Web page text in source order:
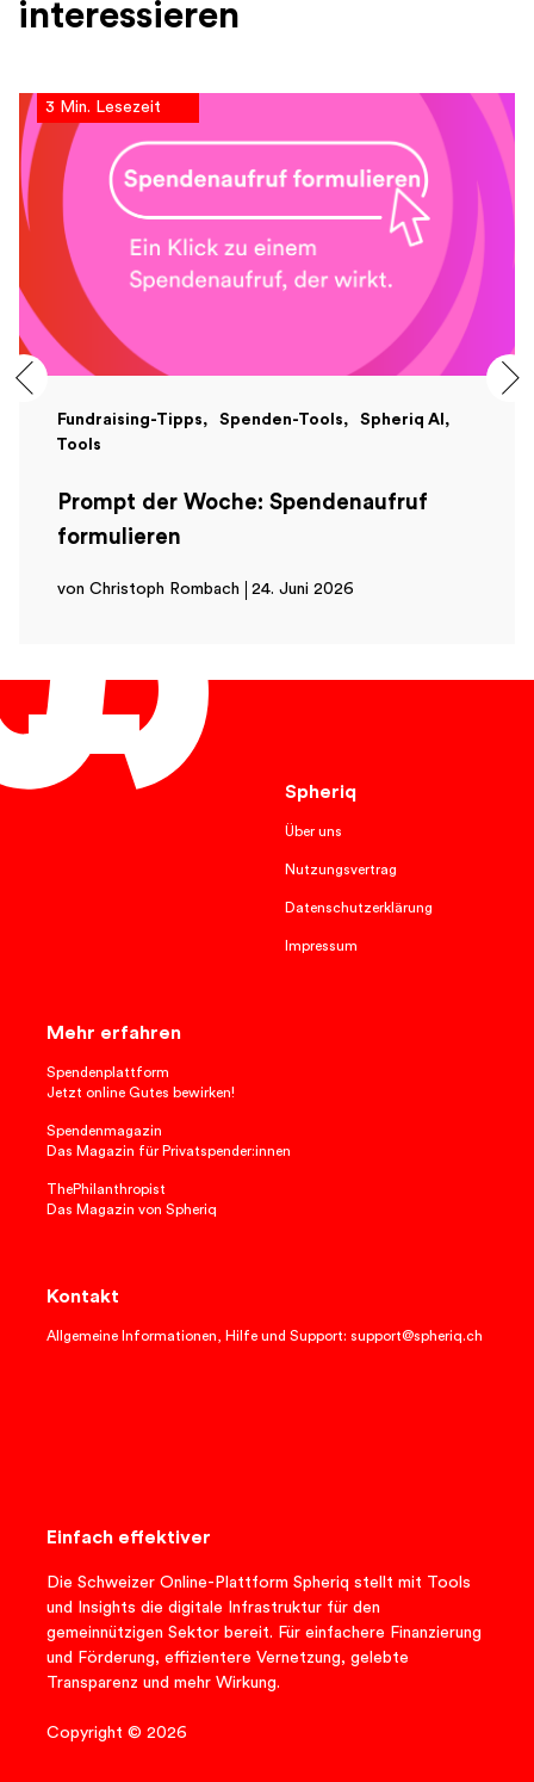
interessieren
3 Min. Lesezeit
Fundraising-Tipps Spenden-Tools
Spheriq AI
Tools
Prompt der Woche: Spendenaufruf
formulieren
von Christoph Rombach 24. Juni 2026
Spheriq
Über uns
Nutzungsvertrag
Datenschutzerklärung
Impressum
Mehr erfahren
Spendenplattform
Jetzt online Gutes bewirken!
Spendenmagazin
Das Magazin für Privatspender:innen
ThePhilanthropist
Das Magazin von Spheriq
Kontakt
Allgemeine Informationen, Hilfe und Support: support@spheriq.ch
Einfach effektiver
Die Schweizer Online-Plattform Spheriq stellt mit Tools
und Insights die digitale Infrastruktur für den
gemeinnützigen Sektor bereit. Für einfachere Finanzierung
und Förderung, effizientere Vernetzung, gelebte
Transparenz und mehr Wirkung.
Copyright © 2026